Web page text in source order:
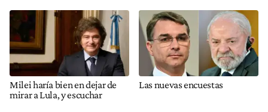
Milei haría bien en dejar de
mirar a Lula, y escuchar
Las nuevas encuestas